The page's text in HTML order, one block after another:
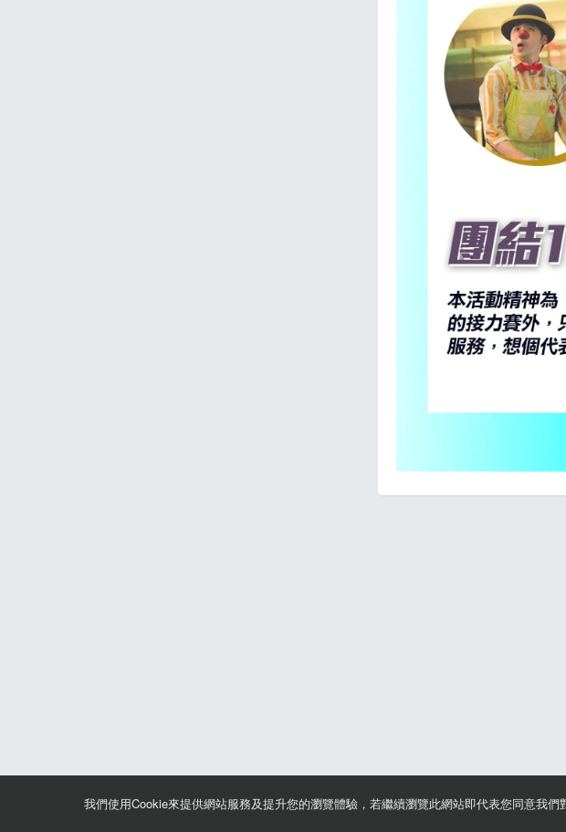
我們使用Cookie來提供網站服務及提升您的瀏覽體驗，若繼續瀏覽此網站即代表您同意我